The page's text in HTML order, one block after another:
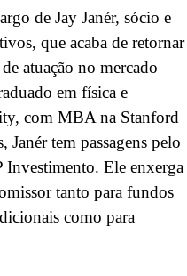
de Jay Janér, sócio e
que acaba de retornar
atuação no mercado
em física e
com MBA na Stanford
tem passagens pelo
Ele enxerga
tanto para fundos
como para